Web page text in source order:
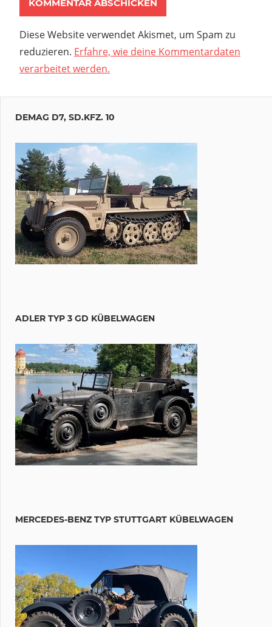
Diese Website verwendet Akismet, um Spam zu
reduzieren. Erfahre, wie deine Kommentardaten
verarbeitet werden.
DEMAG D7, SD.KFZ. 10
ADLER TYP 3 GD KÜBELWAGEN
MERCEDES-BENZ TYP STUTTGART KÜBELWAGEN